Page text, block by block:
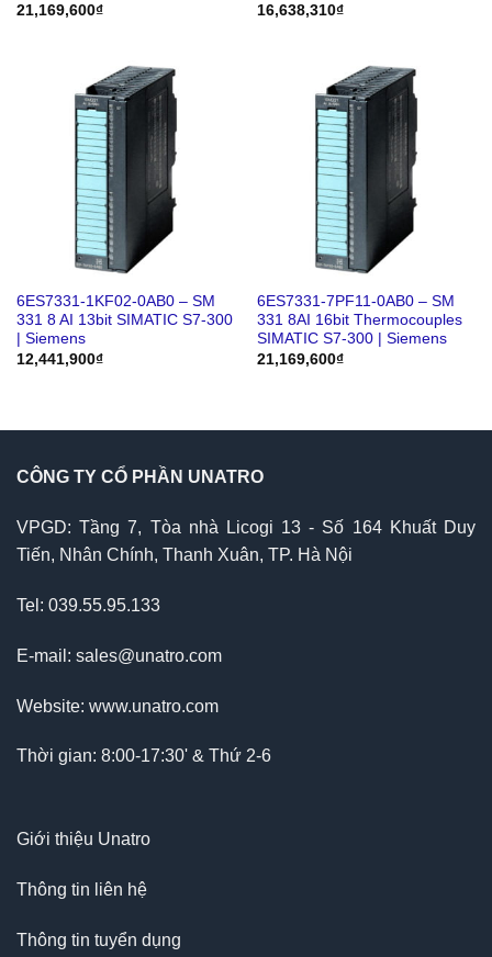
21,169,600₫
16,638,310₫
6ES7331-1KF02-0AB0 – SM
331 8 AI 13bit SIMATIC S7-300
| Siemens
12,441,900₫
6ES7331-7PF11-0AB0 – SM
331 8AI 16bit Thermocouples
SIMATIC S7-300 | Siemens
21,169,600₫
CÔNG TY CỔ PHẦN UNATRO
VPGD: Tầng 7, Tòa nhà Licogi 13 - Số 164 Khuất Duy
Tiến, Nhân Chính, Thanh Xuân, TP. Hà Nội
Tel: 039.55.95.133
E-mail: sales@unatro.com
Website: www.unatro.com
Thời gian: 8:00-17:30' & Thứ 2-6
Giới thiệu Unatro
Thông tin liên hệ
Thông tin tuyển dụng